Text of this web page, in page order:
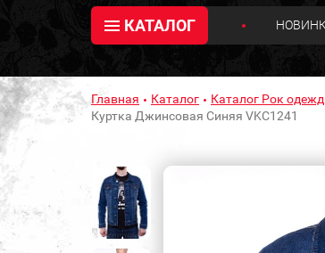
КАТАЛОГ
Главная Каталог Каталог Рок
Куртка Джинсовая Синяя VKC1241